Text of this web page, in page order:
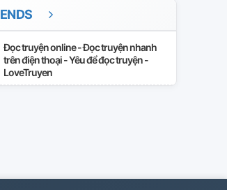
Đọc truyện online - Đọc truyện nhanh
trên điện thoại - Yêu để đọc truyện -
LoveTruyen